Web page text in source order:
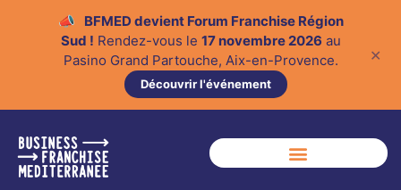
📣
BFMED devient Forum Franchise Région
Sud ! Rendez-vous le 17 novembre 2026 au
Pasino Grand Partouche, Aix-en-Provence.
Découvrir l'événement
✕